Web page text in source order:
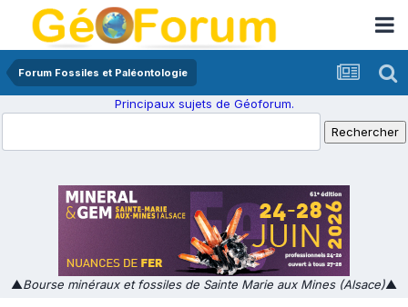
Forum Fossiles et Paléontologie
Principaux sujets de Géoforum.
▲Bourse minéraux et fossiles de Sainte Marie aux Mines (Alsace)▲